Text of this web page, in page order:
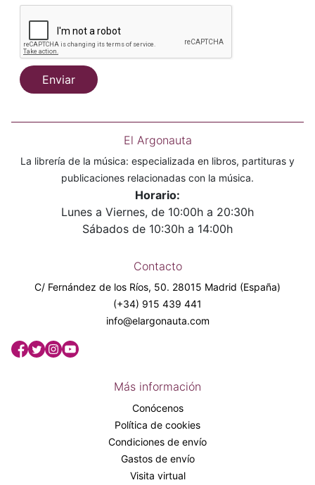
Enviar
El Argonauta
La librería de la música: especializada en libros, partituras y
publicaciones relacionadas con la música.
Horario:
Lunes a Viernes, de 10:00h a 20:30h
Sábados de 10:30h a 14:00h
Contacto
C/ Fernández de los Ríos, 50. 28015 Madrid (España)
(+34) 915 439 441
info@elargonauta.com
Más información
Conócenos
Política de cookies
Condiciones de envío
Gastos de envío
Visita virtual